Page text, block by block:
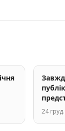
core…
24